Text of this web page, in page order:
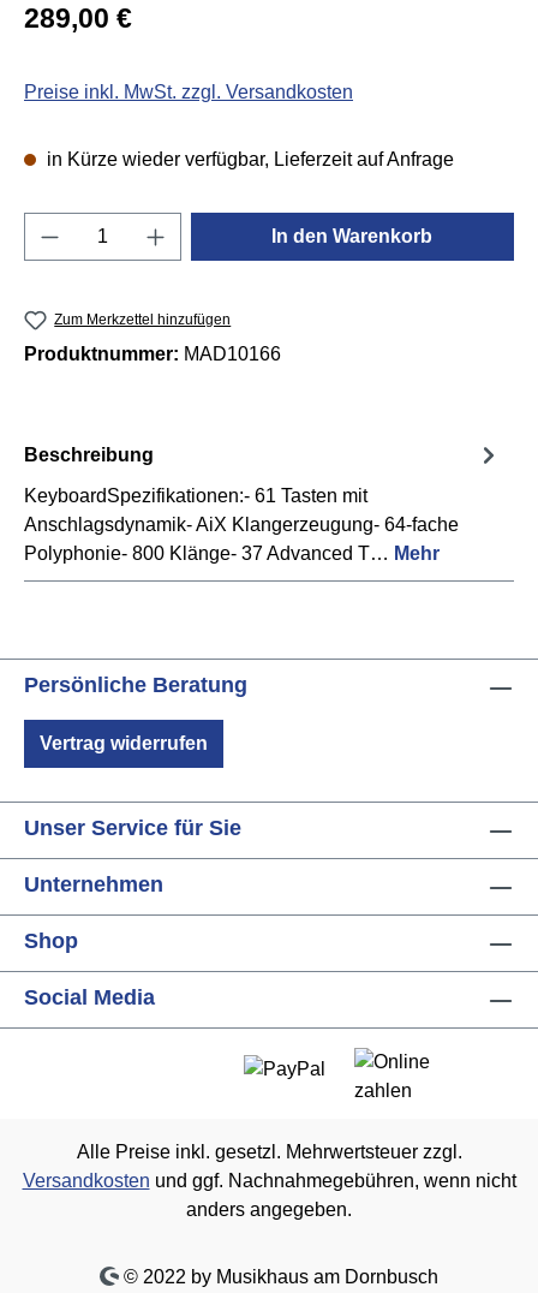
Regulärer Preis:
289,00 €
Preise inkl. MwSt. zzgl. Versandkosten
in Kürze wieder verfügbar, Lieferzeit auf Anfrage
Produkt Anzahl: Gib den gewünschten
In den Warenkorb
Zum Merkzettel hinzufügen
Produktnummer: MAD10166
Beschreibung
KeyboardSpezifikationen:- 61 Tasten mit
Anschlagsdynamik- AiX Klangerzeugung- 64-fache
Polyphonie- 800 Klänge- 37 Advanced T… Mehr
Persönliche Beratung
Vertrag widerrufen
Unser Service für Sie
Unternehmen
Shop
Social Media
Alle Preise inkl. gesetzl. Mehrwertsteuer zzgl.
Versandkosten und ggf. Nachnahmegebühren, wenn nicht
anders angegeben.
© 2022 by Musikhaus am Dornbusch